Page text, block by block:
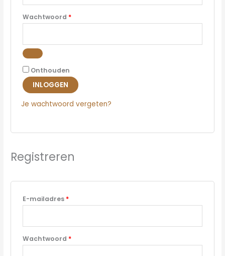
Wachtwoord *
Onthouden
INLOGGEN
Je wachtwoord vergeten?
Registreren
E-mailadres *
Wachtwoord *